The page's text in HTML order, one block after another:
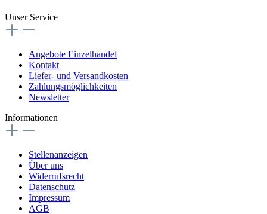
Unser Service
Angebote Einzelhandel
Kontakt
Liefer- und Versandkosten
Zahlungsmöglichkeiten
Newsletter
Informationen
Stellenanzeigen
Über uns
Widerrufsrecht
Datenschutz
Impressum
AGB